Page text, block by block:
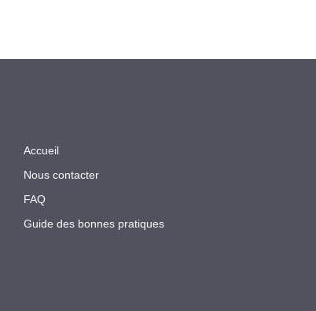
Accueil
Nous contacter
FAQ
Guide des bonnes pratiques